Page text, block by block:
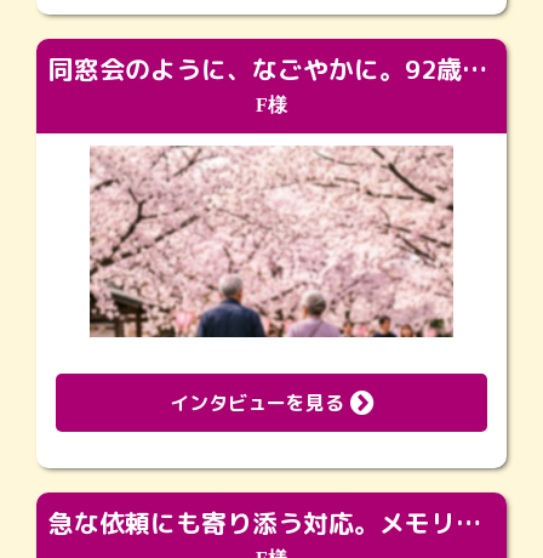
同窓会のように、なごやかに。92歳の旅立ちを彩った、再会と感謝の場
F様
インタビューを見る
急な依頼にも寄り添う対応。メモリアルコーナーで振り返る大切な日々